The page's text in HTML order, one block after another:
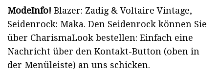
ModeInfo! Blazer: Zadig & Voltaire Vintage,
Seidenrock: Maka. Den Seidenrock können Sie
über CharismaLook bestellen: Einfach eine
Nachricht über den Kontakt-Button (oben in
der Menüleiste) an uns schicken.